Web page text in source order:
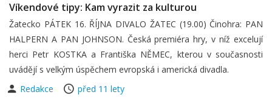
Víkendové tipy: Kam vyrazit za kulturou
Žatecko PÁTEK 16. ŘÍJNA DIVALO ŽATEC (19.00) Činohra: PAN
HALPERN A PAN JOHNSON. Česká premiéra hry, v níž excelují
herci Petr KOSTKA a Františka NĚMEC, kterou v současnosti
uvádějí s velkým úspěchem evropská i americká divadla.
Redakce
před 11 lety